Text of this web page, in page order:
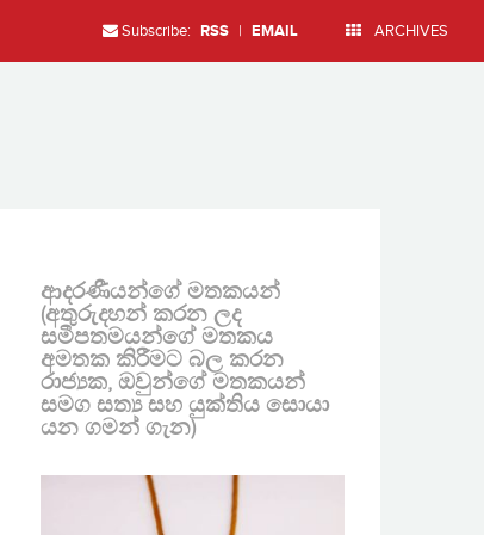
Subscribe: RSS | EMAIL ARCHIVES
ආදරණීයන්ගේ මතකයන්
(අතුරුදහන් කරන ලද
සමීපතමයන්ගේ මතකය
අමතක කිරීමට බල කරන
රාජ්‍යක, ඔවුන්ගේ මතකයන්
සමග සත්‍ය සහ යුක්තිය සොයා
යන ගමන් ගැන)